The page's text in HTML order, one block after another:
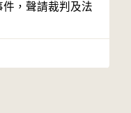
，聲請裁判及法